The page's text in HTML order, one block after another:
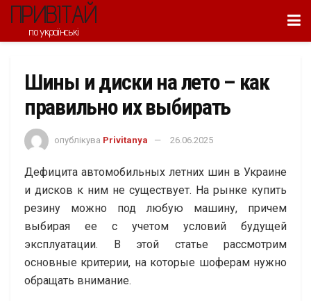
ПРИВІТАЙ
по українські
Шины и диски на лето – как
правильно их выбирать
опублікува Privitanya 26.06.2025
Дефицита автомобильных летних шин в Украине
и дисков к ним не существует. На рынке купить
резину можно под любую машину, причем
выбирая ее с учетом условий будущей
эксплуатации. В этой статье рассмотрим
основные критерии, на которые шоферам нужно
обращать внимание.